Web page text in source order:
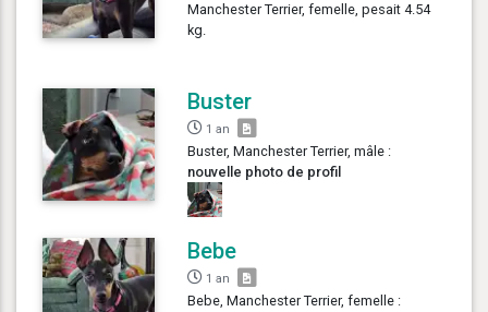
Manchester Terrier, femelle, pesait 4.54
kg.
Buster
1 an
Buster, Manchester Terrier, mâle :
nouvelle photo de profil
Bebe
1 an
Bebe, Manchester Terrier, femelle :